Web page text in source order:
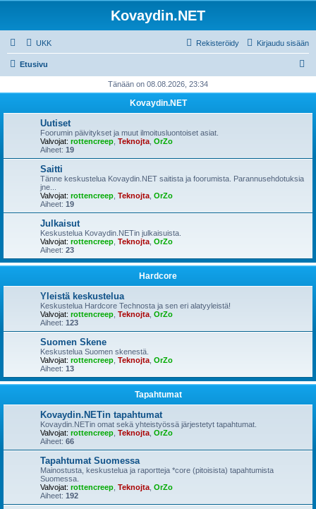
Kovaydin.NET
UKK Kirjaudu sisään
Rekisteröidy
Etusivu
i
Tänään on 08.08.2026, 23:34
Kovaydin.NET
Uutiset
Foorumin päivitykset ja muut ilmoitusluontoiset asiat.
Valvojat: rottencreep Teknojta OrZo
Aiheet: 19
Saitti
Tänne keskustelua Kovaydin.NET saitista ja foorumista. Parannusehdotuksia
jne...
Valvojat: rottencreep Teknojta OrZo
Aiheet: 19
Julkaisut
Keskustelua Kovaydin.NETin julkaisuista.
Valvojat: rottencreep Teknojta OrZo
Aiheet: 23
Hardcore
Yleistä keskustelua
Keskustelua Hardcore Technosta ja sen eri alatyyleistä!
Valvojat: rottencreep Teknojta OrZo
Aiheet: 123
Suomen Skene
Keskustelua Suomen skenestä.
Valvojat: rottencreep Teknojta OrZo
Aiheet: 13
Tapahtumat
Kovaydin.NETin tapahtumat
Kovaydin.NETin omat sekä yhteistyössä järjestetyt tapahtumat.
Valvojat: rottencreep Teknojta OrZo
Aiheet: 66
Tapahtumat Suomessa
Mainostusta, keskustelua ja raportteja *core (pitoisista) tapahtumista
Suomessa.
Valvojat: rottencreep Teknojta OrZo
Aiheet: 192